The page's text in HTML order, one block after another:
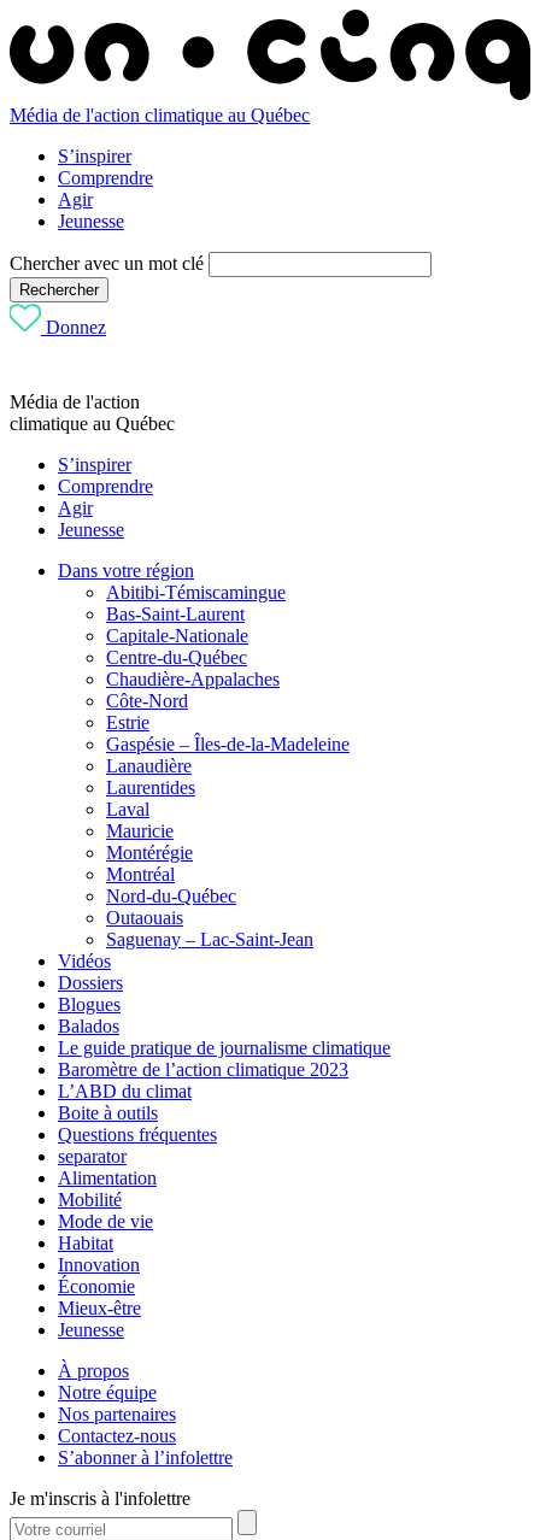
Média de l'action climatique au Québec
S’inspirer
Comprendre
Agir
Jeunesse
Chercher avec un mot clé
Rechercher
Donnez
Média de l'action
climatique au Québec
S’inspirer
Comprendre
Agir
Jeunesse
Dans votre région
Abitibi-Témiscamingue
Bas-Saint-Laurent
Capitale-Nationale
Centre-du-Québec
Chaudière-Appalaches
Côte-Nord
Estrie
Gaspésie – Îles-de-la-Madeleine
Lanaudière
Laurentides
Laval
Mauricie
Montérégie
Montréal
Nord-du-Québec
Outaouais
Saguenay – Lac-Saint-Jean
Vidéos
Dossiers
Blogues
Balados
Le guide pratique de journalisme climatique
Baromètre de l’action climatique 2023
L’ABD du climat
Boite à outils
Questions fréquentes
separator
Alimentation
Mobilité
Mode de vie
Habitat
Innovation
Économie
Mieux-être
Jeunesse
À propos
Notre équipe
Nos partenaires
Contactez-nous
S’abonner à l’infolettre
Je m'inscris à l'infolettre